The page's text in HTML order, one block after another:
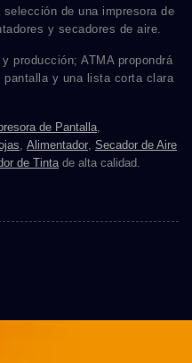
de una impresora de
y secadores de aire.
producción; ATMA propondrá
pantalla y una lista corta clara
de Pantalla
Alimentador Secador de Aire
de Tinta de alta calidad.